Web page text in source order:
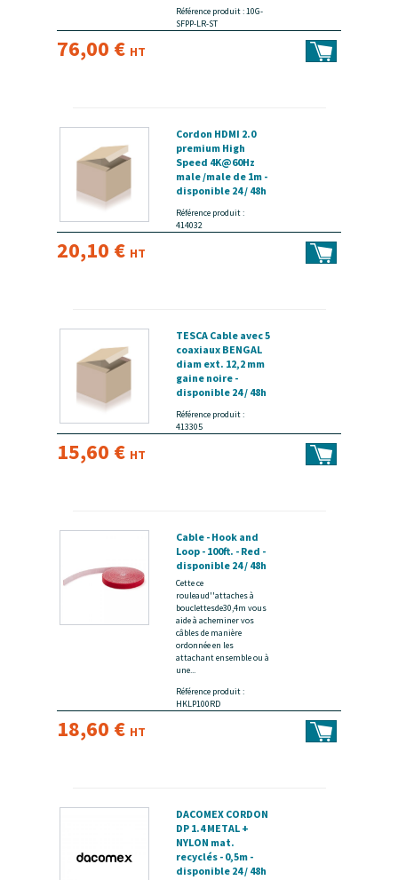
Référence produit : 10G-
SFPP-LR-ST
76,00 € HT
Cordon HDMI 2.0
premium High
Speed 4K@60Hz
male /male de 1m -
disponible 24 / 48h
Référence produit :
414032
20,10 € HT
TESCA Cable avec 5
coaxiaux BENGAL
diam ext. 12,2 mm
gaine noire -
disponible 24 / 48h
Référence produit :
413305
15,60 € HT
Cable - Hook and
Loop - 100ft. - Red -
disponible 24 / 48h
Cette ce
rouleaud''attaches à
bouclettesde30,4m vous
aide à acheminer vos
câbles de manière
ordonnée en les
attachant ensemble ou à
une...
Référence produit :
HKLP100RD
18,60 € HT
DACOMEX CORDON
DP 1.4 METAL +
NYLON mat.
recyclés - 0,5m -
disponible 24 / 48h